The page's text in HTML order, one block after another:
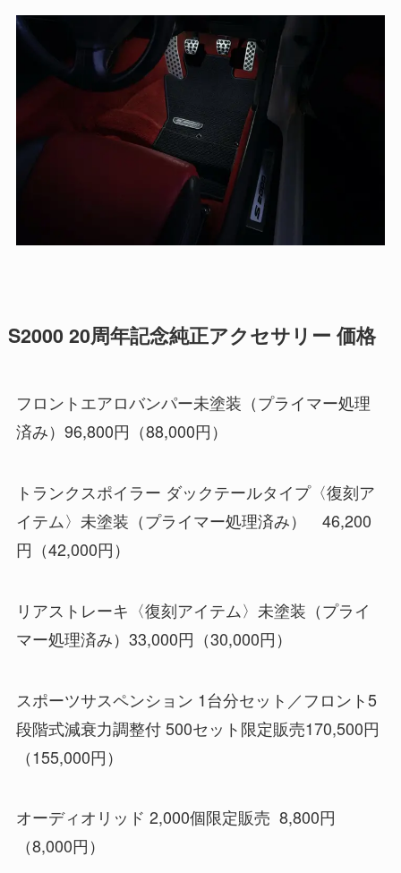
S2000 20周年記念純正アクセサリー 価格
フロントエアロバンパー未塗装（プライマー処理
済み）96,800円（88,000円）
トランクスポイラー ダックテールタイプ〈復刻ア
イテム〉未塗装（プライマー処理済み） 46,200
円（42,000円）
リアストレーキ〈復刻アイテム〉未塗装（プライ
マー処理済み）33,000円（30,000円）
スポーツサスペンション 1台分セット／フロント5
段階式減衰力調整付 500セット限定販売170,500円
（155,000円）
オーディオリッド 2,000個限定販売 8,800円
（8,000円）